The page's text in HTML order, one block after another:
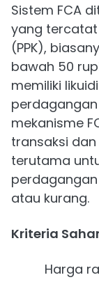
Sistem FCA
yang tercatat
(PPK),
bawah 50
memiliki
mekanisme
transaksi
terutama
atau kurang.
Kriteria
Harga